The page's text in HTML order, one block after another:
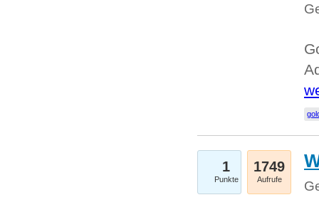
1
Punkte
1749
Aufrufe